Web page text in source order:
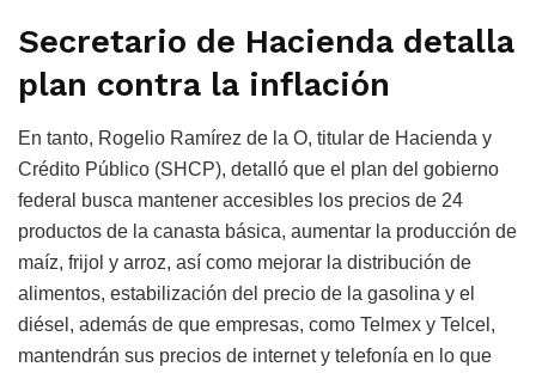
Secretario de Hacienda detalla
plan contra la inflación
En tanto, Rogelio Ramírez de la O, titular de Hacienda y
Crédito Público (SHCP), detalló que el plan del gobierno
federal busca mantener accesibles los precios de 24
productos de la canasta básica, aumentar la producción de
maíz, frijol y arroz, así como mejorar la distribución de
alimentos, estabilización del precio de la gasolina y el
diésel, además de que empresas, como Telmex y Telcel,
mantendrán sus precios de internet y telefonía en lo que